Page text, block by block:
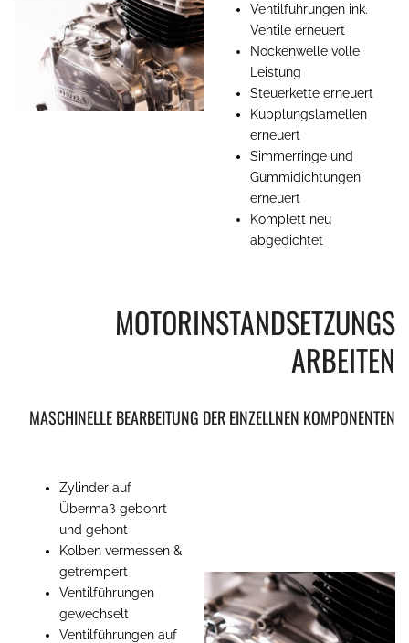
Ventilführungen ink.
Ventile erneuert
Nockenwelle volle
Leistung
Steuerkette erneuert
Kupplungslamellen
erneuert
Simmerringe und
Gummidichtungen
erneuert
Komplett neu
abgedichtet
MOTORINSTANDSETZUNGS
ARBEITEN
MASCHINELLE BEARBEITUNG DER EINZELLNEN KOMPONENTEN
Zylinder auf
Übermaß gebohrt
und gehont
Kolben vermessen &
getrempert
Ventilführungen
gewechselt
Ventilführungen auf